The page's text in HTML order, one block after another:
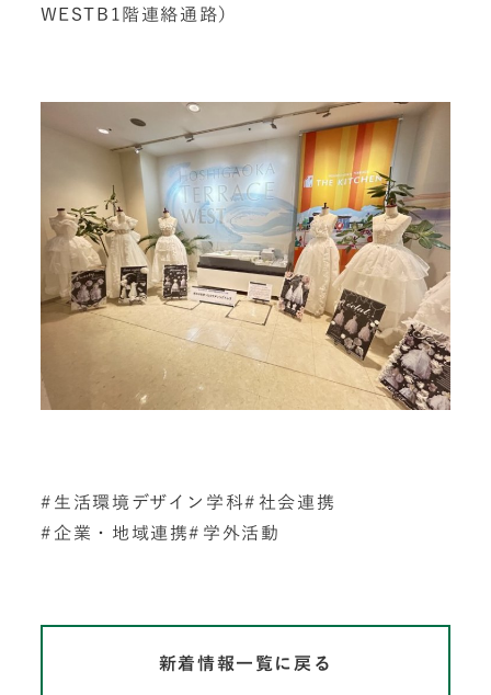
WESTB1 階連絡通路）
生活環境デザイン学科
社会連携
企業・地域連携
学外活動
新着情報一覧に戻る